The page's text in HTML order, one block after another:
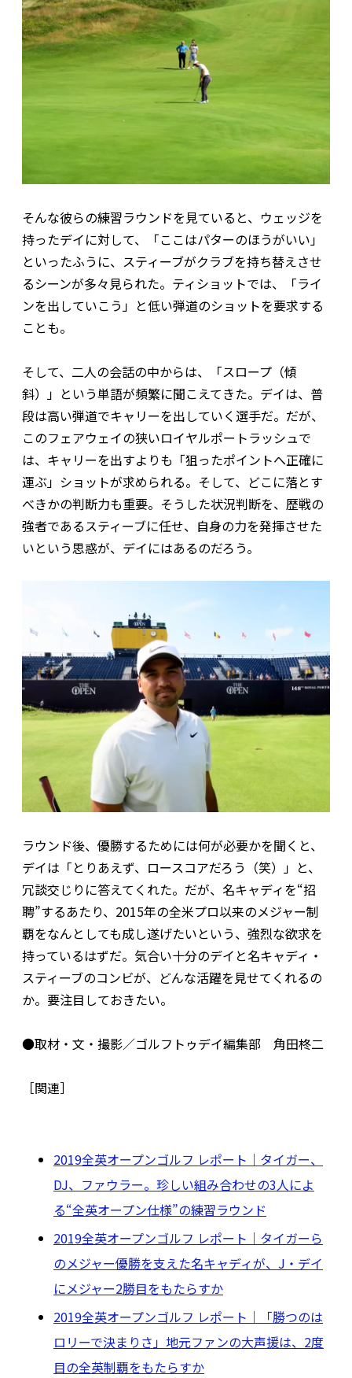
そんな彼らの練習ラウンドを見ていると、ウェッジを
持ったデイに対して、「ここはパターのほうがいい」
といったふうに、スティーブがクラブを持ち替えさせ
るシーンが多々見られた。ティショットでは、「ライ
ンを出していこう」と低い弾道のショットを要求する
ことも。
そして、二人の会話の中からは、「スロープ（傾
斜）」という単語が頻繁に聞こえてきた。デイは、普
段は高い弾道でキャリーを出していく選手だ。だが、
このフェアウェイの狭いロイヤルポートラッシュで
は、キャリーを出すよりも「狙ったポイントへ正確に
運ぶ」ショットが求められる。そして、どこに落とす
べきかの判断力も重要。そうした状況判断を、歴戦の
強者であるスティーブに任せ、自身の力を発揮させた
いという思惑が、デイにはあるのだろう。
ラウンド後、優勝するためには何が必要かを聞くと、
デイは「とりあえず、ロースコアだろう（笑）」と、
冗談交じりに答えてくれた。だが、名キャディを“招
聘”するあたり、2015年の全米プロ以来のメジャー制
覇をなんとしても成し遂げたいという、強烈な欲求を
持っているはずだ。気合い十分のデイと名キャディ・
スティーブのコンビが、どんな活躍を見せてくれるの
か。要注目しておきたい。
●取材・文・撮影／ゴルフトゥデイ編集部 角田柊二
［関連］
2019全英オープンゴルフ レポート｜タイガー、
DJ、ファウラー。珍しい組み合わせの3人によ
る“全英オープン仕様”の練習ラウンド
2019全英オープンゴルフ レポート｜タイガーら
のメジャー優勝を支えた名キャディが、J・デイ
にメジャー2勝目をもたらすか
2019全英オープンゴルフ レポート｜「勝つのは
ロリーで決まりさ」地元ファンの大声援は、2度
目の全英制覇をもたらすか